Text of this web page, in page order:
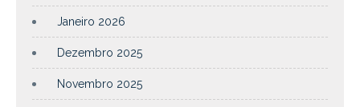
Janeiro 2026
Dezembro 2025
Novembro 2025